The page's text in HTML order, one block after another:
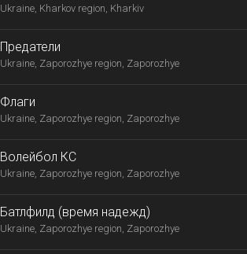
Ukraine, Kharkov region, Kharkiv
Предатели
Ukraine, Zaporozhye region, Zaporozhye
Флаги
Ukraine, Zaporozhye region, Zaporozhye
Волейбол КС
Ukraine, Zaporozhye region, Zaporozhye
Батлфилд (время надежд)
Ukraine, Zaporozhye region, Zaporozhye